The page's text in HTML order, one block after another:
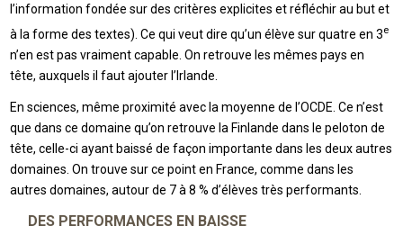
l’information fondée sur des critères explicites et réfléchir au but et
à la forme des textes). Ce qui veut dire qu’un élève sur quatre en 3e
n’en est pas vraiment capable. On retrouve les mêmes pays en
tête, auxquels il faut ajouter l’Irlande.
En sciences, même proximité avec la moyenne de l’OCDE. Ce n’est
que dans ce domaine qu’on retrouve la Finlande dans le peloton de
tête, celle-ci ayant baissé de façon importante dans les deux autres
domaines. On trouve sur ce point en France, comme dans les
autres domaines, autour de 7 à 8 % d’élèves très performants.
DES PERFORMANCES EN BAISSE